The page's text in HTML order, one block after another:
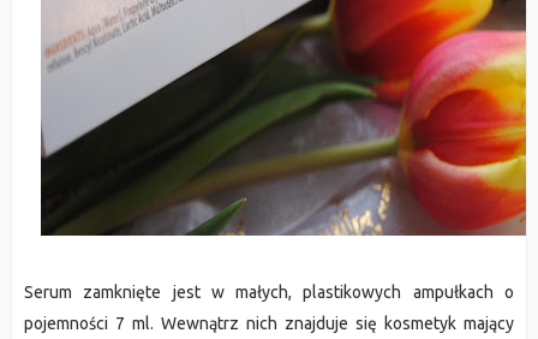
Serum zamknięte jest w małych, plastikowych ampułkach o
pojemności 7 ml. Wewnątrz nich znajduje się kosmetyk mający